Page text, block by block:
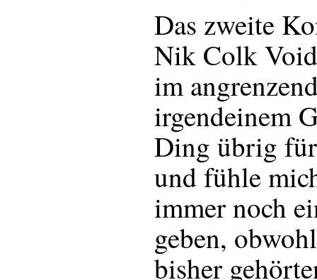
Das zweite
Nik Colk
im
irgendeinem
Ding übrig
und fühle
immer noch
geben,
bisher